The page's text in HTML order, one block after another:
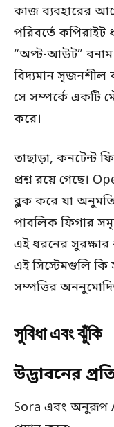
কাজ ব্যবহারের
পরিবর্তে
“অপ্ট-আউট” বনাম
বিদ্যমান সৃজনশীল
সে সম্পর্কে একটি
করে।
তাছাড়া, কনটেন্ট
প্রশ্ন রয়ে গেছে।
ব্লক করে যা অনুমতি
পাবলিক ফিগার
এই ধরনের সুরক্ষার
এই সিস্টেমগুলি কি
সম্পত্তির
সুবিধা এবং ঝুঁকি
উদ্ভাবনের
Sora এবং অনুরূপ